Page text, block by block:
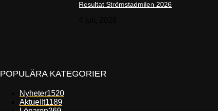
Resultat Strömstadmilen 2026
POPULÄRA KATEGORIER
Nyheter1520
Aktuellt1189